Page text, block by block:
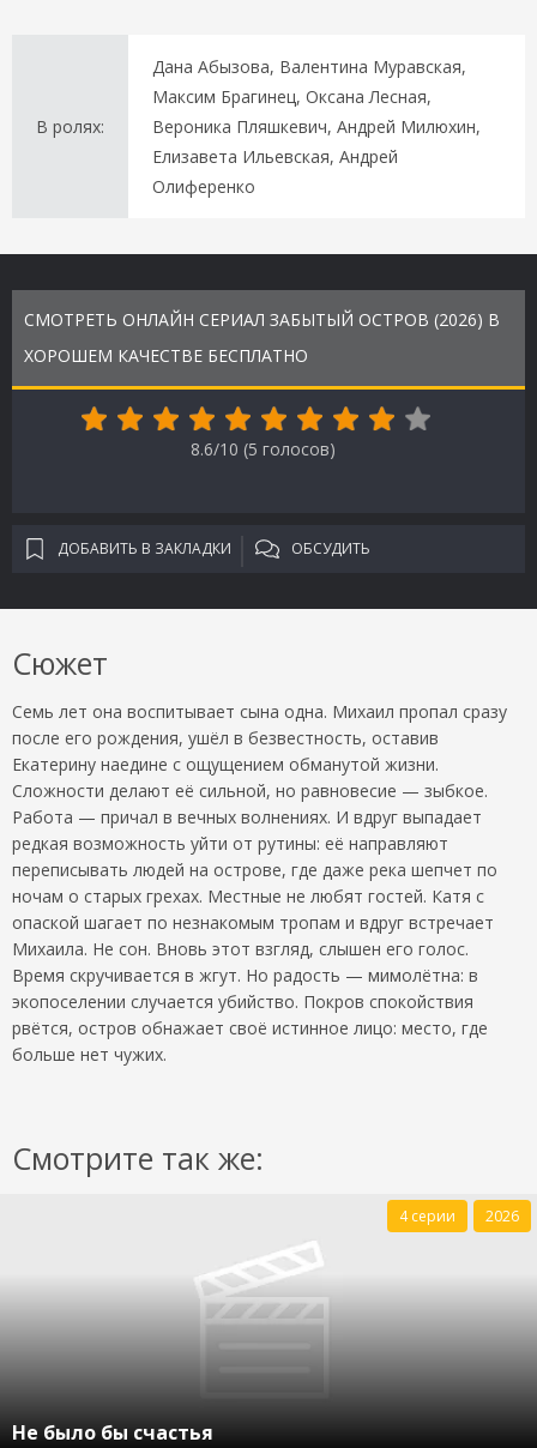
В ролях:
Дана Абызова, Валентина Муравская,
Максим Брагинец, Оксана Лесная,
Вероника Пляшкевич, Андрей Милюхин,
Елизавета Ильевская, Андрей
Олиференко
СМОТРЕТЬ ОНЛАЙН СЕРИАЛ ЗАБЫТЫЙ ОСТРОВ (2026) В
ХОРОШЕМ КАЧЕСТВЕ БЕСПЛАТНО
8.6/10 (5 голосов)
ДОБАВИТЬ В ЗАКЛАДКИ ОБСУДИТЬ
Сюжет
Семь лет она воспитывает сына одна. Михаил пропал сразу
после его рождения, ушёл в безвестность, оставив
Екатерину наедине с ощущением обманутой жизни.
Сложности делают её сильной, но равновесие — зыбкое.
Работа — причал в вечных волнениях. И вдруг выпадает
редкая возможность уйти от рутины: её направляют
переписывать людей на острове, где даже река шепчет по
ночам о старых грехах. Местные не любят гостей. Катя с
опаской шагает по незнакомым тропам и вдруг встречает
Михаила. Не сон. Вновь этот взгляд, слышен его голос.
Время скручивается в жгут. Но радость — мимолётна: в
экопоселении случается убийство. Покров спокойствия
рвётся, остров обнажает своё истинное лицо: место, где
больше нет чужих.
Смотрите так же:
Не было бы счастья
4 серии 2026